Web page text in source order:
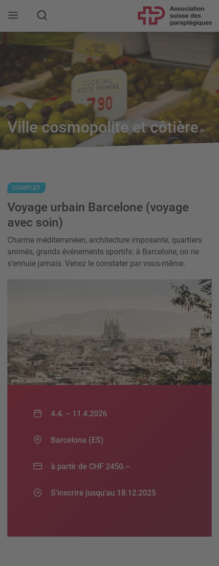
Rechercher
Ville cosmopolite et côtière
COMPLET
Voyage urbain Barcelone (voyage
avec soin)
Charme méditerranéen, architecture imposante, quartiers
animés, grands événements sportifs: à Barcelone, on ne
s’ennuie jamais. Venez le constater par vous-même.
4.4. – 11.4.2026
Barcelona (ES)
à partir de CHF 2450.–
S'inscrire jusqu'au 18.12.2025